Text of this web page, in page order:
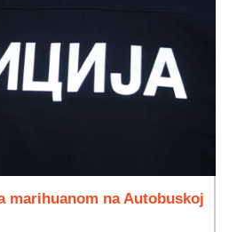
marihuanom na Autobuskoj